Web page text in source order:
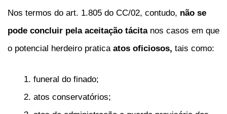
Nos termos do art. 1.805 do CC/02, contudo, não se
pode concluir pela aceitação tácita nos casos em que
o potencial herdeiro pratica atos oficiosos, tais como:
funeral do finado;
atos conservatórios;